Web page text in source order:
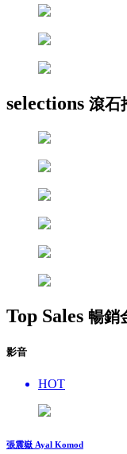
selections 滾石
Top Sales 暢銷
影音
HOT
張震嶽 Ayal Komod